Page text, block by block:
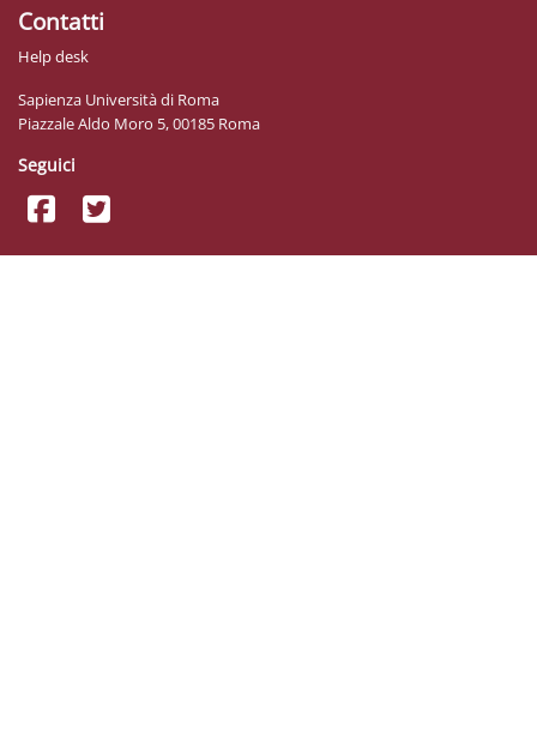
Contatti
Help desk
Sapienza Università di Roma
Piazzale Aldo Moro 5, 00185 Roma
Seguici